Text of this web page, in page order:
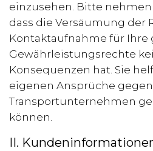
einzusehen. Bitte nehmen
dass die Versäumung der
Kontaktaufnahme für Ihre
Gewährleistungsrechte
Konsequenzen hat. Sie
eigenen Ansprüche
Transportunternehmen
können.
II.